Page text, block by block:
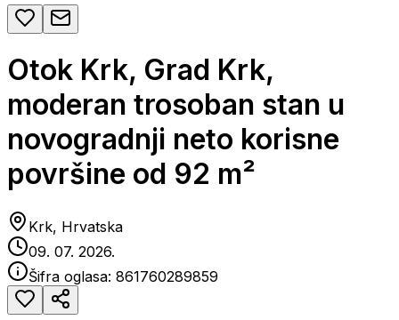
Otok Krk, Grad Krk,
moderan trosoban stan u
novogradnji neto korisne
površine od 92 m²
Krk, Hrvatska
09. 07. 2026.
Šifra oglasa: 861760289859